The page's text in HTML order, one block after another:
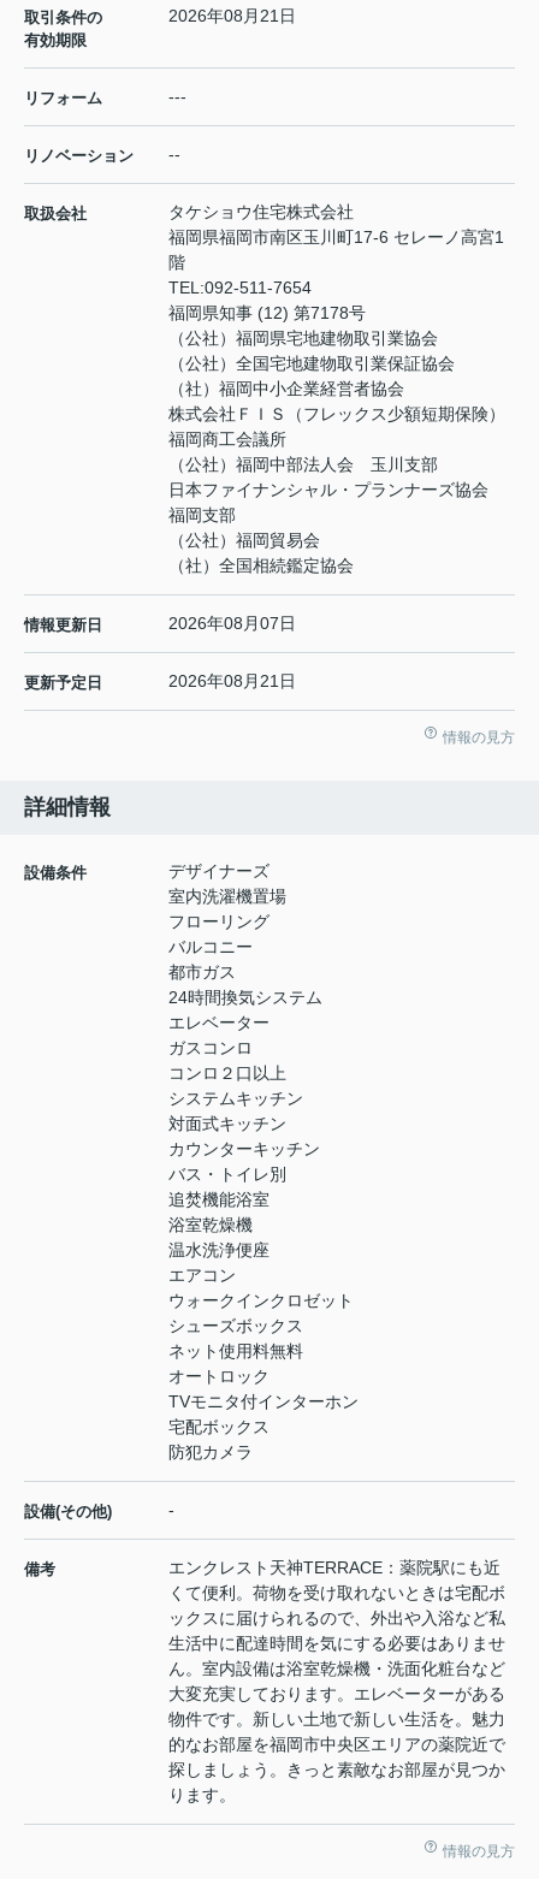
取引条件の
有効期限
2026年08月21日
リフォーム ---
リノベーション --
取扱会社
タケショウ住宅株式会社
福岡県福岡市南区玉川町17-6 セレーノ高宮1
階
TEL:092-511-7654
福岡県知事 (12) 第7178号
（公社）福岡県宅地建物取引業協会
（公社）全国宅地建物取引業保証協会
（社）福岡中小企業経営者協会
株式会社ＦＩＳ（フレックス少額短期保険）
福岡商工会議所
（公社）福岡中部法人会 玉川支部
日本ファイナンシャル・プランナーズ協会
福岡支部
（公社）福岡貿易会
（社）全国相続鑑定協会
情報更新日 2026年08月07日
更新予定日 2026年08月21日
情報の見方
詳細情報
設備条件
デザイナーズ
室内洗濯機置場
フローリング
バルコニー
都市ガス
24時間換気システム
エレベーター
ガスコンロ
コンロ２口以上
システムキッチン
対面式キッチン
カウンターキッチン
バス・トイレ別
追焚機能浴室
浴室乾燥機
温水洗浄便座
エアコン
ウォークインクロゼット
シューズボックス
ネット使用料無料
オートロック
TVモニタ付インターホン
宅配ボックス
防犯カメラ
設備(その他) -
備考
エンクレスト天神TERRACE：薬院駅にも近
くて便利。荷物を受け取れないときは宅配ボ
ックスに届けられるので、外出や入浴など私
生活中に配達時間を気にする必要はありませ
ん。室内設備は浴室乾燥機・洗面化粧台など
大変充実しております。エレベーターがある
物件です。新しい土地で新しい生活を。魅力
的なお部屋を福岡市中央区エリアの薬院近で
探しましょう。きっと素敵なお部屋が見つか
ります。
情報の見方